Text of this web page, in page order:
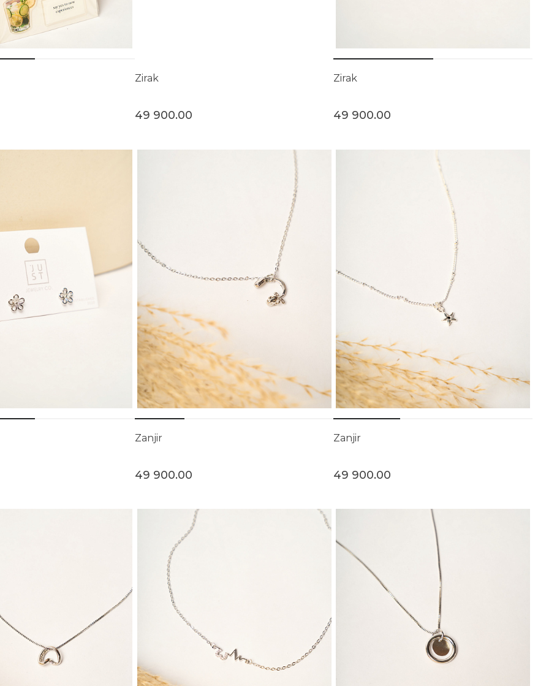
Zirak
49 900.00
Zirak
49 900.00
Zanjir
49 900.00
Zanjir
49 900.00